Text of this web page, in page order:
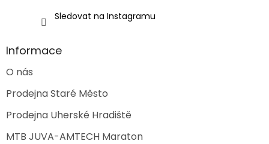
Sledovat na Instagramu
Informace
O nás
Prodejna Staré Město
Prodejna Uherské Hradiště
MTB JUVA-AMTECH Maraton